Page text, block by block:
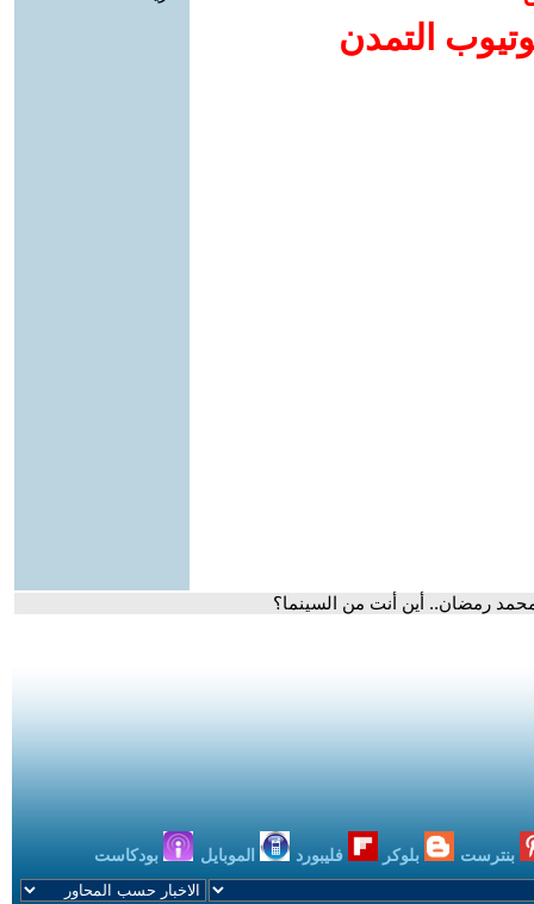
التمدن
رمضان.. أين أنت من السينما؟
بنترست بلوكر فليبورد الموبايل بودكاست